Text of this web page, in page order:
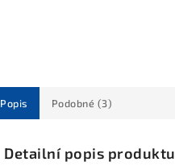
Popis Podobné (3)
Detailní popis produktu